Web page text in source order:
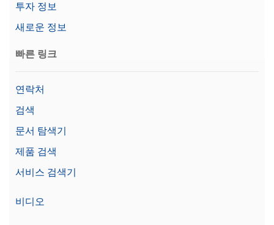
투자 정보
새로운 정보
빠른 링크
연락처
검색
문서 탐색기
제품 검색
서비스 검색기
비디오